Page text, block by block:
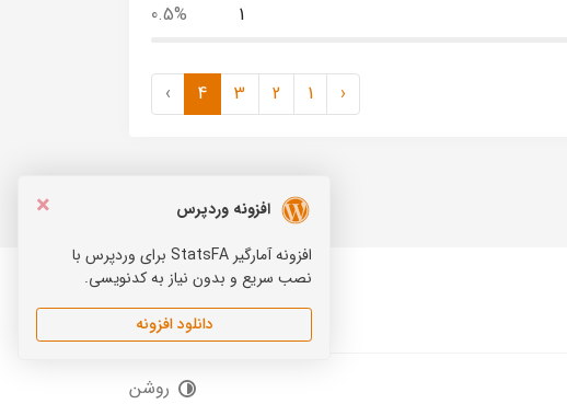
1
0.5%
‹
1
2
3
4
›
×
افزونه وردپرس
افزونه آمارگیر StatsFA برای وردپرس با
نصب سریع و بدون نیاز به کدنویسی.
دانلود افزونه
Instagram
Telegram
روشن